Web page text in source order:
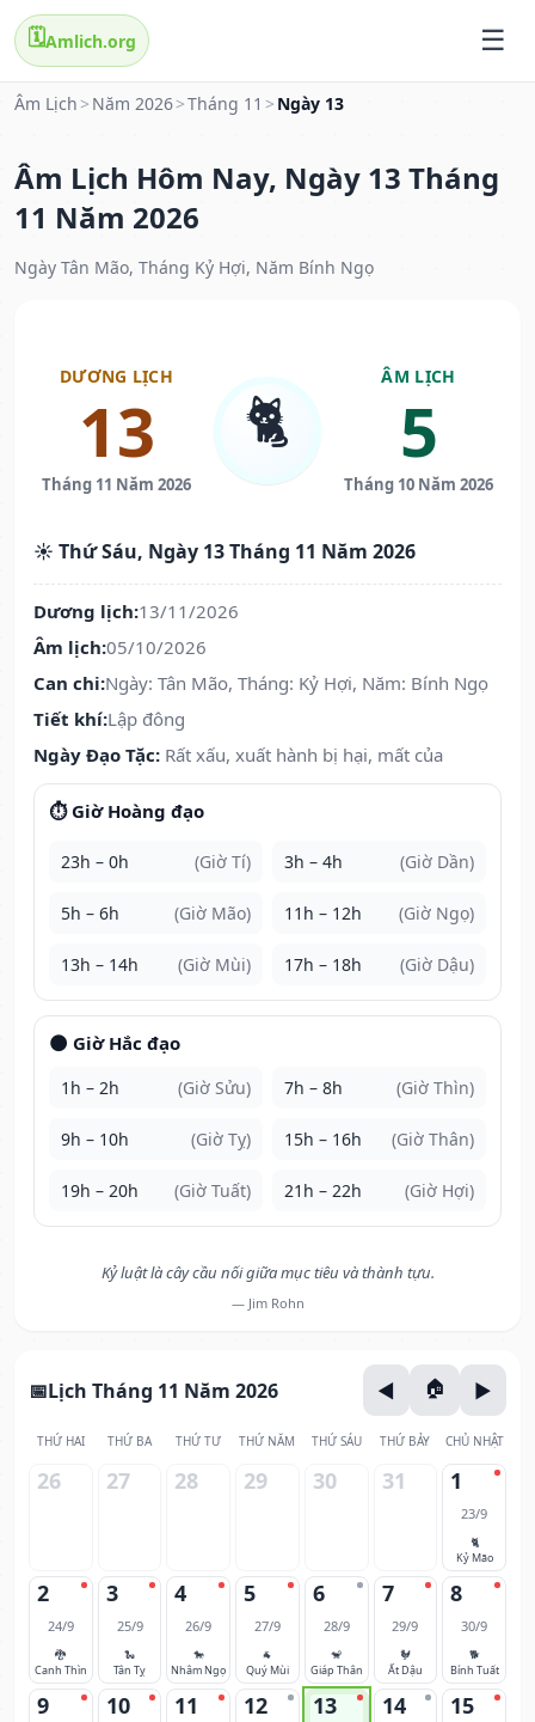
🗓️Amlich.org
Âm Lịch > Năm 2026>Tháng 11 > Ngày 13
Âm Lịch Hôm Nay, Ngày 13 Tháng
11 Năm 2026
Ngày Tân Mão, Tháng Kỷ Hợi, Năm Bính Ngọ
DƯƠNG LỊCH
13
Tháng 11 Năm 2026
🐈
ÂM LỊCH
5
Tháng 10 Năm 2026
☀️ Thứ Sáu, Ngày 13 Tháng 11 Năm 2026
Dương lịch:13/11/2026
Âm lịch:05/10/2026
Can chi:Ngày: Tân Mão, Tháng: Kỷ Hợi, Năm: Bính Ngọ
Tiết khí:Lập đông
Ngày Đạo Tặc: Rất xấu, xuất hành bị hại, mất của
⏱️ Giờ Hoàng đạo
23h – 0h (Giờ Tí) 3h – 4h (Giờ Dần)
5h – 6h (Giờ Mão) 11h – 12h (Giờ Ngọ)
13h – 14h (Giờ Mùi) 17h – 18h (Giờ Dậu)
🌑 Giờ Hắc đạo
1h – 2h (Giờ Sửu) 7h – 8h (Giờ Thìn)
9h – 10h (Giờ Tỵ) 15h – 16h (Giờ Thân)
19h – 20h (Giờ Tuất) 21h – 22h (Giờ Hợi)
Kỷ luật là cây cầu nối giữa mục tiêu và thành tựu.
— Jim Rohn
Lịch Tháng 11 Năm 2026
THỨ HAI THỨ BA THỨ TƯ THỨ NĂM THỨ SÁU THỨ BẢY CHỦ NHẬT
26 27 28 29 30 31 1
23/9
🐈
Kỷ Mão
2
24/9
🐉
Canh Thìn
3
25/9
🐍
Tân Tỵ
4
26/9
🐎
Nhâm Ngọ
5
27/9
🐐
Quý Mùi
6
28/9
🐒
Giáp Thân
7
29/9
🐓
Ất Dậu
8
30/9
🐕
Bính Tuất
9 10 11 12 13 14 15